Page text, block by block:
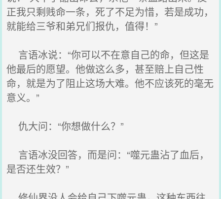
正我只剩贱命一条，死了不足为惜，若是成功，
就能给三爷和弟兄们报仇，值得！”
言语冰说：“你可以不在意自己的命，但这是
他最后的愿望。他做这么多，甚至赔上自己性
命，就是为了阻止这场大难。他不应该死的毫无
意义。”
仇大问：“你想做什么？”
言语冰没回答，而是问：“噬元蛊沾了血后，
是否还生效？”